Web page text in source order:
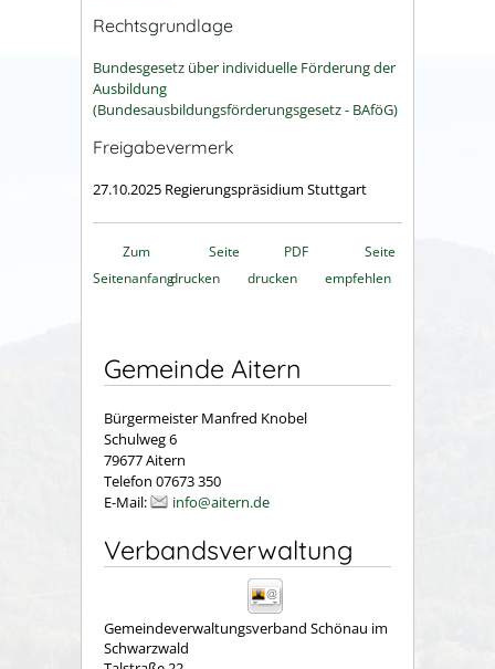
Rechtsgrundlage
Bundesgesetz über individuelle Förderung der
Ausbildung
(Bundesausbildungsförderungsgesetz - BAföG)
Freigabevermerk
27.10.2025 Regierungspräsidium Stuttgart
Zum
Seitenanfang
Seite
drucken
PDF
drucken
Seite
empfehlen
Gemeinde Aitern
Bürgermeister Manfred Knobel
Schulweg 6
79677 Aitern
Telefon 07673 350
E-Mail:
info@aitern.de
Verbandsverwaltung
Gemeindeverwaltungsverband Schönau im
Schwarzwald